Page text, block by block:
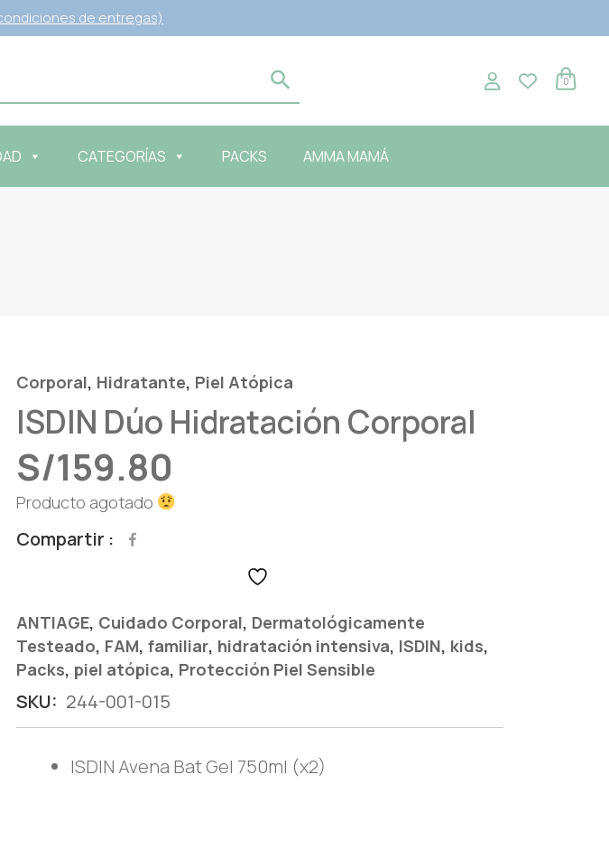
de entregas)
0
CATEGORÍAS PACKS AMMA MAMÁ
Corporal, Hidratante, Piel Atópica
ISDIN Dúo Hidratación Corporal
S/159.80
Producto agotado
Compartir
ANTIAGE, Cuidado Corporal, Dermatológicamente
Testeado, FAM, familiar, hidratación intensiva, ISDIN, kids,
Packs, piel atópica, Protección Piel Sensible
SKU: 244-001-015
ISDIN Avena Bat Gel 750ml (x2)